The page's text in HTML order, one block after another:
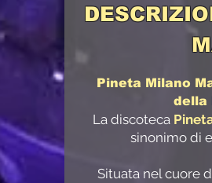
Pineta Milano
della
La discoteca
sinonimo di
Situata nel cuore